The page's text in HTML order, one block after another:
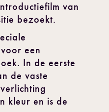
van
bezoekt.
een
In de eerste
de vaste
kleur en is de